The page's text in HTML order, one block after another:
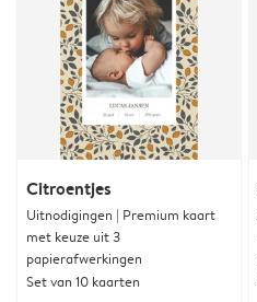
Citroentjes
Uitnodigingen | Premium kaart
met keuze uit 3
papierafwerkingen
Set van 10 kaarten